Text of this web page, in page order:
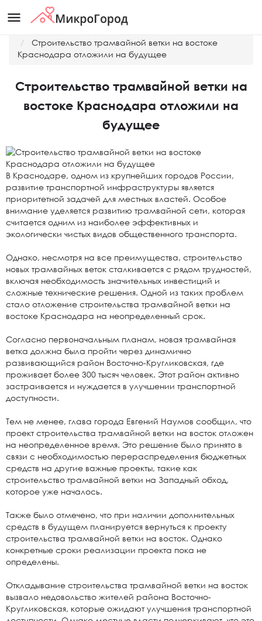
menu
Строительство трамвайной ветки на востоке
Краснодара отложили на будущее
Строительство трамвайной ветки на
востоке Краснодара отложили на
будущее
В Краснодаре, одном из крупнейших городов России,
развитие транспортной инфраструктуры является
приоритетной задачей для местных властей. Особое
внимание уделяется развитию трамвайной сети, которая
считается одним из наиболее эффективных и
экологически чистых видов общественного транспорта.
Однако, несмотря на все преимущества, строительство
новых трамвайных веток сталкивается с рядом трудностей,
включая необходимость значительных инвестиций и
сложные технические решения. Одной из таких проблем
стало отложение строительства трамвайной ветки на
востоке Краснодара на неопределенный срок.
Согласно первоначальным планам, новая трамвайная
ветка должна была пройти через динамично
развивающийся район Восточно-Кругликовская, где
проживает более 300 тысяч человек. Этот район активно
застраивается и нуждается в улучшении транспортной
доступности.
Тем не менее, глава города Евгений Наумов сообщил, что
проект строительства трамвайной ветки на восток отложен
на неопределенное время. Это решение было принято в
связи с необходимостью перераспределения бюджетных
средств на другие важные проекты, такие как
строительство трамвайной ветки на Западный обход,
которое уже началось.
Также было отмечено, что при наличии дополнительных
средств в будущем планируется вернуться к проекту
строительства трамвайной ветки на восток. Однако
конкретные сроки реализации проекта пока не
определены.
Откладывание строительства трамвайной ветки на восток
вызвало недовольство жителей района Восточно-
Кругликовская, которые ожидают улучшения транспортной